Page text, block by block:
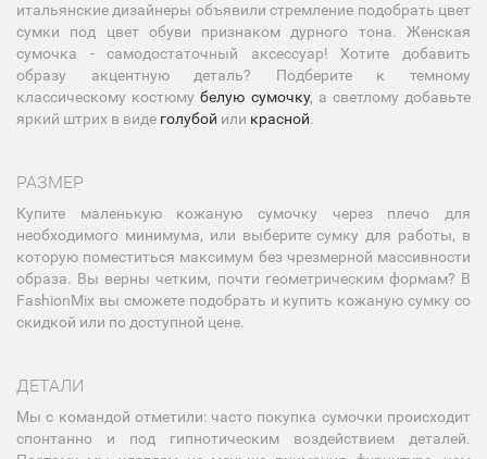
итальянские дизайнеры объявили стремление подобрать цвет
сумки под цвет обуви признаком дурного тона. Женская
сумочка - самодостаточный аксессуар! Хотите добавить
образу акцентную деталь? Подберите к темному
классическому костюмубелую сумочку, а светлому добавьте
яркий штрих в виде голубой или красной.
РАЗМЕР
Купите маленькую кожаную сумочку через плечо для
необходимого минимума, или выберите сумку для работы, в
которую поместиться максимум без чрезмерной массивности
образа. Вы верны четким, почти геометрическим формам? В
FashionMix вы сможете подобрать и купить кожаную сумку со
скидкой или по доступной цене.
ДЕТАЛИ
Мы с командой отметили: часто покупка сумочки происходит
спонтанно и под гипнотическим воздействием деталей.